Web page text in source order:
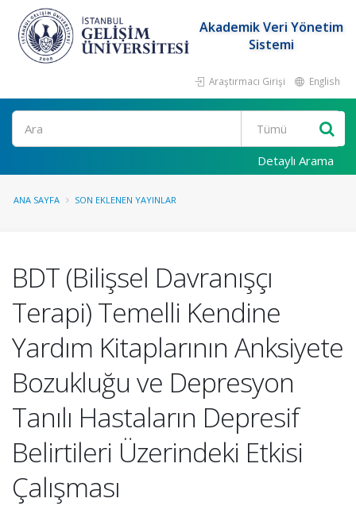
Akademik Veri Yönetim
Sistemi
Araştırmacı Girişi English
Ara
Detaylı Arama
ANA SAYFA SON EKLENEN YAYINLAR
BDT (Bilişsel Davranışçı
Terapi) Temelli Kendine
Yardım Kitaplarının Anksiyete
Bozukluğu ve Depresyon
Tanılı Hastaların Depresif
Belirtileri Üzerindeki Etkisi
Çalışması